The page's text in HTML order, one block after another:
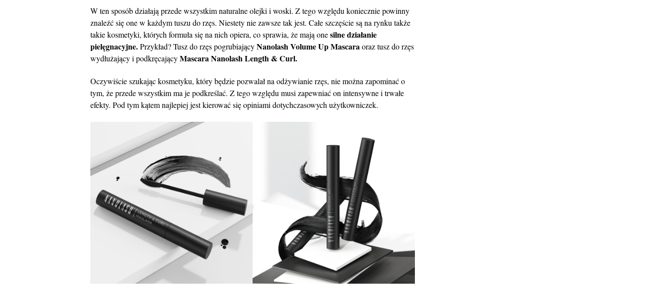
W ten sposób działają przede wszystkim naturalne olejki i woski. Z tego względu koniecznie powinny
znaleźć się one w każdym tuszu do rzęs. Niestety nie zawsze tak jest. Całe szczęście są na rynku także
takie kosmetyki, których formuła się na nich opiera, co sprawia, że mają onesilne działanie
pielęgnacyjne.Przykład? Tusz do rzęs pogrubiającyNanolash Volume Up Mascaraoraz tusz do rzęs
wydłużający i podkręcającyMascara Nanolash Length & Curl.
Oczywiście szukając kosmetyku, który będzie pozwalał na odżywianie rzęs, nie można zapominać o
tym, że przede wszystkim ma je podkreślać. Z tego względu musi zapewniać on intensywne i trwałe
efekty. Pod tym kątem najlepiej jest kierować się opiniami dotychczasowych użytkowniczek.